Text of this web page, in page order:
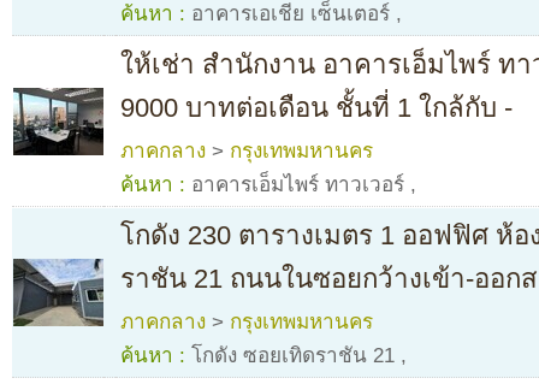
ค้นหา : อาคารเอเชีย เซ็นเตอร์ ,
ให้เช่า สำนักงาน อาคารเอ็มไพร์ ท
9000 บาทต่อเดือน ชั้นที่ 1 ใกล้กับ -
ภาคกลาง > กรุงเทพมหานคร
ค้นหา : อาคารเอ็มไพร์ ทาวเวอร์ ,
โกดัง 230 ตารางเมตร 1 ออฟฟิศ ห้
ราชัน 21 ถนนในซอยกว้างเข้า-ออก
ภาคกลาง > กรุงเทพมหานคร
ค้นหา : โกดัง ซอยเทิดราชัน 21 ,